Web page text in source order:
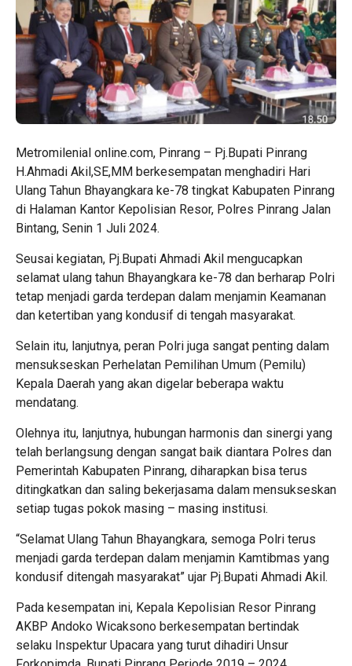
Metromilenial online.com, Pinrang – Pj.Bupati Pinrang
H.Ahmadi Akil,SE,MM berkesempatan menghadiri Hari
Ulang Tahun Bhayangkara ke-78 tingkat Kabupaten Pinrang
di Halaman Kantor Kepolisian Resor, Polres Pinrang Jalan
Bintang, Senin 1 Juli 2024.
Seusai kegiatan, Pj.Bupati Ahmadi Akil mengucapkan
selamat ulang tahun Bhayangkara ke-78 dan berharap Polri
tetap menjadi garda terdepan dalam menjamin Keamanan
dan ketertiban yang kondusif di tengah masyarakat.
Selain itu, lanjutnya, peran Polri juga sangat penting dalam
mensukseskan Perhelatan Pemilihan Umum (Pemilu)
Kepala Daerah yang akan digelar beberapa waktu
mendatang.
Olehnya itu, lanjutnya, hubungan harmonis dan sinergi yang
telah berlangsung dengan sangat baik diantara Polres dan
Pemerintah Kabupaten Pinrang, diharapkan bisa terus
ditingkatkan dan saling bekerjasama dalam mensukseskan
setiap tugas pokok masing – masing institusi.
“Selamat Ulang Tahun Bhayangkara, semoga Polri terus
menjadi garda terdepan dalam menjamin Kamtibmas yang
kondusif ditengah masyarakat” ujar Pj.Bupati Ahmadi Akil.
Pada kesempatan ini, Kepala Kepolisian Resor Pinrang
AKBP Andoko Wicaksono berkesempatan bertindak
selaku Inspektur Upacara yang turut dihadiri Unsur